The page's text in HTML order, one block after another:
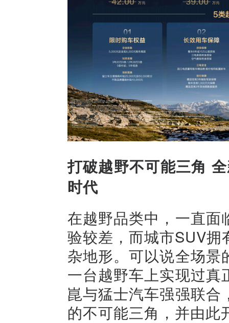
打破越野不可能三角
时代
在越野品类中，一直
验较差，而城市SUV
杂地形。可以说全场
一台越野车上实现过
崑与猛士汽车强强联
的不可能三角，并由此